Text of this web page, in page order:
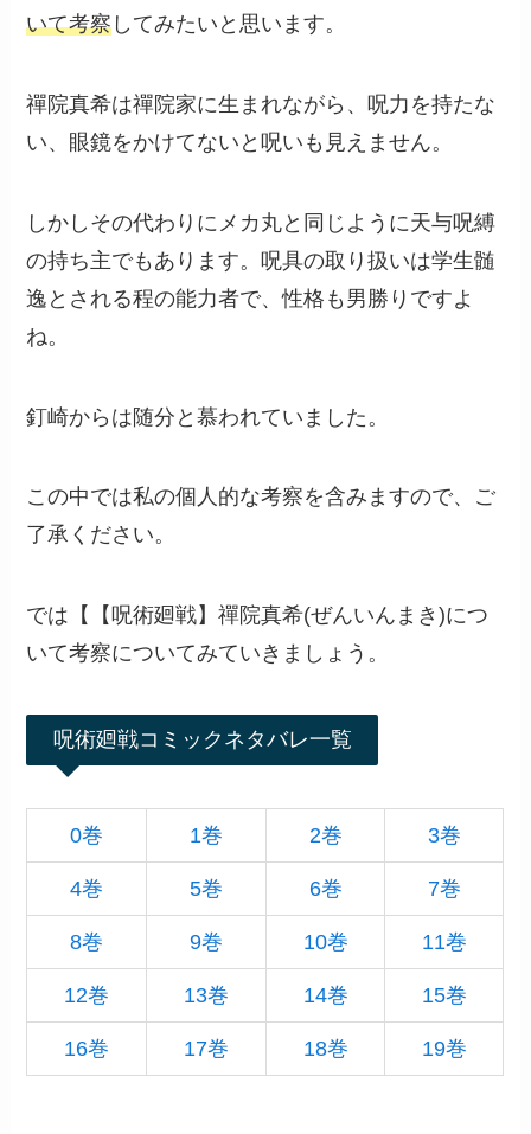
いて考察 してみたいと思います。
禪院真希は禪院家に生まれながら、呪力を持たな
い、眼鏡をかけてないと呪いも見えません。
しかしその代わりにメカ丸と同じように天与呪縛
の持ち主でもあります。呪具の取り扱いは学生髄
逸とされる程の能力者で、性格も男勝りですよ
ね。
釘崎からは随分と慕われていました。
この中では私の個人的な考察を含みますので、ご
了承ください。
では【【呪術廻戦】禪院真希(ぜんいんまき)につ
いて考察についてみていきましょう。
呪術廻戦コミックネタバレ一覧
0巻 1巻 2巻 3巻
4巻 5巻 6巻 7巻
8巻 9巻 10巻 11巻
12巻 13巻 14巻 15巻
16巻 17巻 18巻 19巻